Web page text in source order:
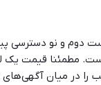
و نو دسترسی
مطمئنا قیمت
را در میان